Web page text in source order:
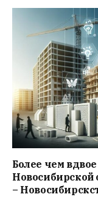
Более чем
Новосибирской
–